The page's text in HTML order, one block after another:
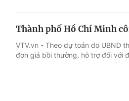
Thành phố Hồ Chí Minh
VTV.vn - Theo dự toán do UBND
đơn giá bồi thường, hỗ trợ đối với